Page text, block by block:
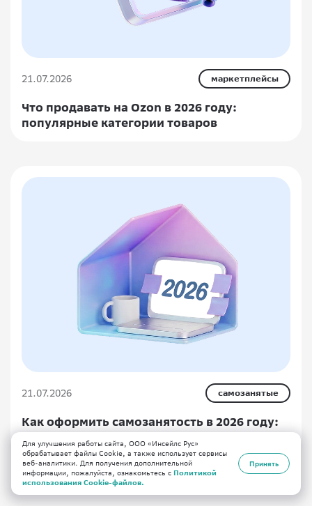
21.07.2026 маркетплейсы
Что продавать на Ozon в 2026 году:
популярные категории товаров
21.07.2026 самозанятые
Как оформить самозанятость в 2026 году:
регистрация, налоги и правила работы
Для улучшения работы сайта, ООО «Инсейлс Рус»
обрабатывает файлы Cookie, а также использует сервисы
веб-аналитики. Для получения дополнительной
информации, пожалуйста, ознакомьтесь с Политикой
использования Cookie-файлов.
Принять